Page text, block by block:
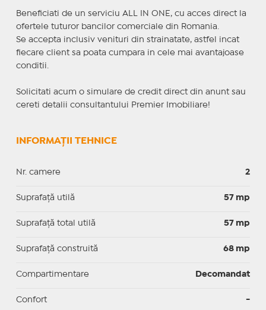
Beneficiati de un serviciu ALL IN ONE, cu acces direct la
ofertele tuturor bancilor comerciale din Romania.
Se accepta inclusiv venituri din strainatate, astfel incat
fiecare client sa poata cumpara in cele mai avantajoase
conditii.
Solicitati acum o simulare de credit direct din anunt sau
cereti detalii consultantului Premier Imobiliare!
INFORMAȚII TEHNICE
Nr. camere 2
Suprafaţă utilă 57 mp
Suprafaţă total utilă 57 mp
Suprafaţă construită 68 mp
Compartimentare Decomandat
Confort -